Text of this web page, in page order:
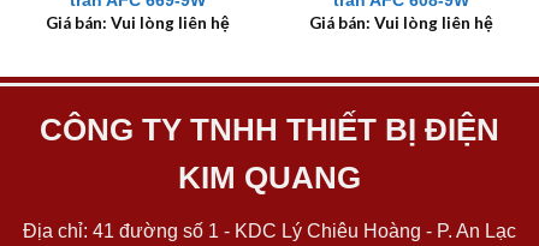
Giá bán: Vui lòng liên hệ Giá bán: Vui lòng liên hệ
CÔNG TY TNHH THIẾT BỊ ĐIỆN
KIM QUANG
Địa chỉ: 41 đường số 1 - KDC Lý Chiêu Hoàng - P. An Lạc